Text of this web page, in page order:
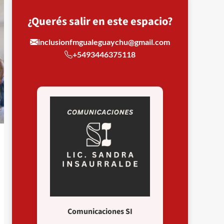
¿Querés salir en este espacio?
inclusionfmgualeguaychu@gmail.com
+5493446375118
Comunicaciones SI